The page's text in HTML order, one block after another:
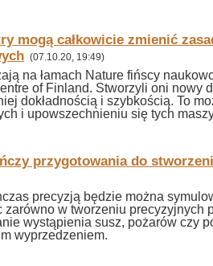
mogą całkowicie zmienić
(07.10.20, 19:49)
na łamach Nature fińscy
of Finland. Stworzyli oni nowy
dokładnością i szybkością. To
i upowszechnieniu się tych
przygotowania do
precyzją będzie można
zarówno w tworzeniu precyzyjnych
wystąpienia susz, pożarów czy
wyprzedzeniem.